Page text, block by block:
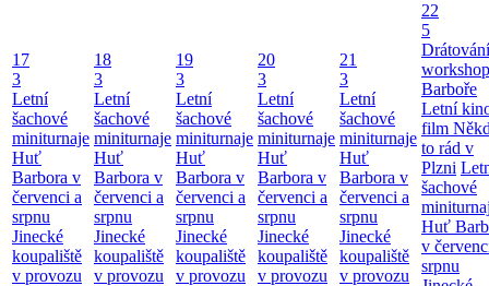
17
3
Letní
šachové
miniturnaje
Huť
Barbora v
červenci a
srpnu
Jinecké
koupaliště
v provozu
18
3
Letní
šachové
miniturnaje
Huť
Barbora v
červenci a
srpnu
Jinecké
koupaliště
v provozu
19
3
Letní
šachové
miniturnaje
Huť
Barbora v
červenci a
srpnu
Jinecké
koupaliště
v provozu
20
3
Letní
šachové
miniturnaje
Huť
Barbora v
červenci a
srpnu
Jinecké
koupaliště
v provozu
21
3
Letní
šachové
miniturnaje
Huť
Barbora v
červenci a
srpnu
Jinecké
koupaliště
v provozu
22
5
Barboře
Letní
film
to rád v
Plzni
šachové
Huť
v
srpnu